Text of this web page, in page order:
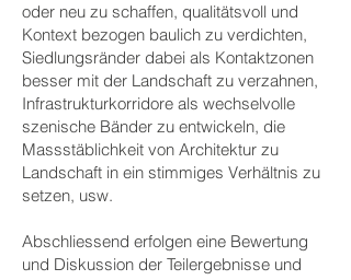
oder neu zu schaffen, qualitätsvoll und
Kontext bezogen baulich zu verdichten,
Siedlungsränder dabei als Kontaktzonen
besser mit der Landschaft zu verzahnen,
Infrastrukturkorridore als wechselvolle
szenische Bänder zu entwickeln, die
Massstäblichkeit von Architektur zu
Landschaft in ein stimmiges Verhältnis zu
setzen, usw.
Abschliessend erfolgen eine Bewertung
und Diskussion der Teilergebnisse und